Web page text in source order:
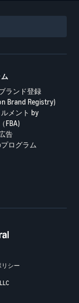
ランド登録
Brand Registry)
メント by
FBA)
告
ログラム
シー